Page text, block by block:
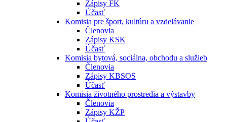
Zápisy FK
Účasť
Komisia pre šport, kultúru a vzdelávanie
Členovia
Zápisy KSK
Účasť
Komisia bytová, sociálna, obchodu a služieb
Členovia
Zápisy KBSOS
Účasť
Komisia životného prostredia a výstavby
Členovia
Zápisy KŽP